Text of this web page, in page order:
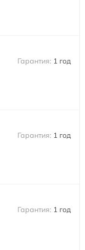
1 год
1 год
1 год